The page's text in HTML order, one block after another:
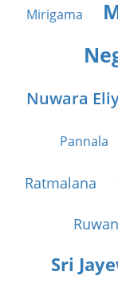
Mirigama
Nuwara
Pannala
Ratmalana
Sri